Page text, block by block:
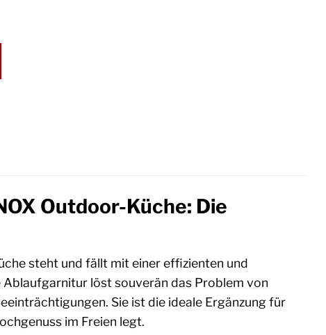
Outdoor-Küche: Die
steht und fällt mit einer effizienten und
Ablaufgarnitur löst souverän das Problem von
Sie ist die ideale Ergänzung für
im Freien legt.